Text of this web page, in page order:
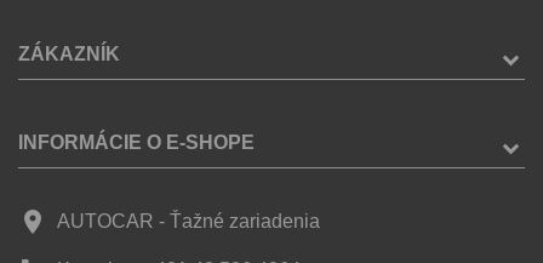
ZÁKAZNÍK
INFORMÁCIE O E-SHOPE
place AUTOCAR - Ťažné zariadenia